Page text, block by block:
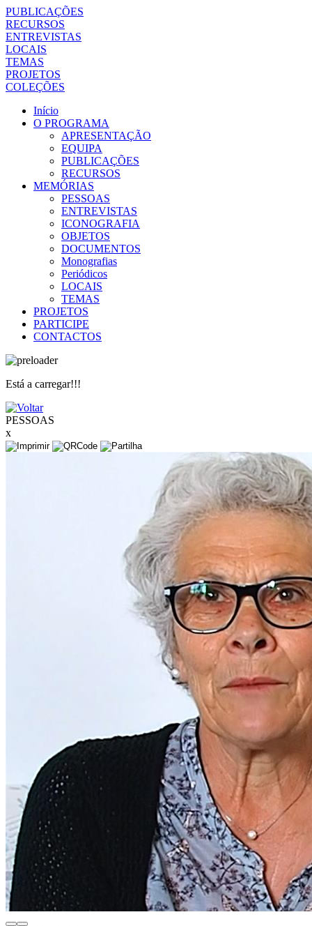
PUBLICAÇÕES
RECURSOS
ENTREVISTAS
LOCAIS
TEMAS
PROJETOS
COLEÇÕES
Início
O PROGRAMA
APRESENTAÇÃO
EQUIPA
PUBLICAÇÕES
RECURSOS
MEMÓRIAS
PESSOAS
ENTREVISTAS
ICONOGRAFIA
OBJETOS
DOCUMENTOS
Monografias
Periódicos
LOCAIS
TEMAS
PROJETOS
PARTICIPE
CONTACTOS
Está a carregar!!!
PESSOAS
x